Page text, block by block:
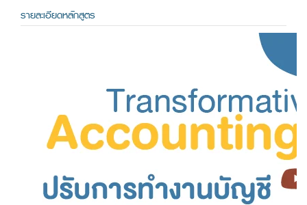
รายละเอียดหลักสูตร